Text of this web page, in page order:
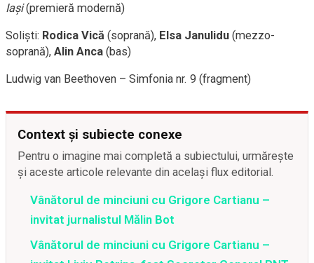
Iași(premieră modernă)
Soliști: Rodica Vică (soprană), Elsa Janulidu (mezzo-
soprană), Alin Anca (bas)
Ludwig van Beethoven – Simfonia nr. 9 (fragment)
Context și subiecte conexe
Pentru o imagine mai completă a subiectului, urmărește
și aceste articole relevante din același flux editorial.
Vânătorul de minciuni cu Grigore Cartianu –
invitat jurnalistul Mălin Bot
Vânătorul de minciuni cu Grigore Cartianu –